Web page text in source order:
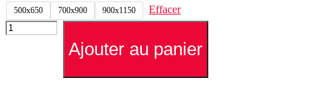
500x650 700x900 900x1150
Effacer
quantité
de
Ajouter au panier